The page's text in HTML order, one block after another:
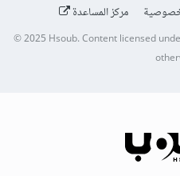
مركز المساعدة
© 2025Hsoub.Content licensed